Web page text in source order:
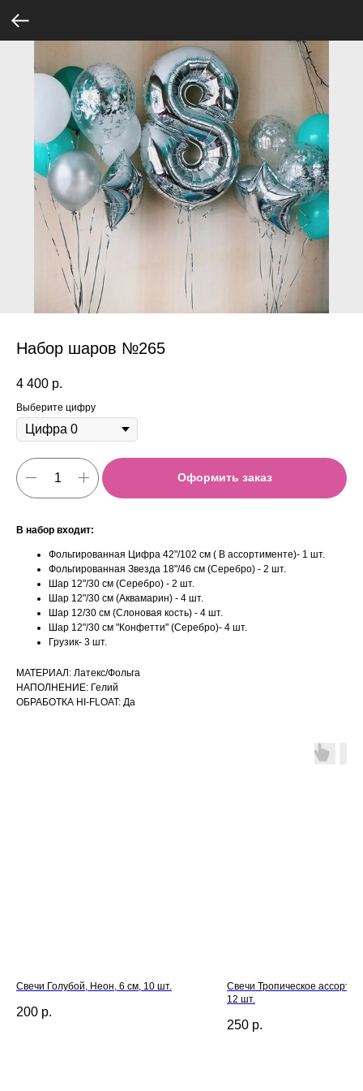
Набор шаров №265
4 400 р.
Выберите цифру
Оформить заказ
В набор входит:
Фольгированная Цифра 42"/102 см ( В ассортименте)- 1 шт.
Фольгированная Звезда 18"/46 см (Серебро) - 2 шт.
Шар 12"/30 см (Серебро) - 2 шт.
Шар 12"/30 см (Аквамарин) - 4 шт.
Шар 12/30 см (Слоновая кость) - 4 шт.
Шар 12"/30 см "Конфетти" (Серебро)- 4 шт.
Грузик- 3 шт.
МАТЕРИАЛ: Латекс/Фольга
НАПОЛНЕНИЕ: Гелий
ОБРАБОТКА HI-FLOAT: Да
Свечи Голубой, Неон, 6 см, 10 шт.
200 р.
Свечи Тропическое ассорти,
12 шт.
250 р.